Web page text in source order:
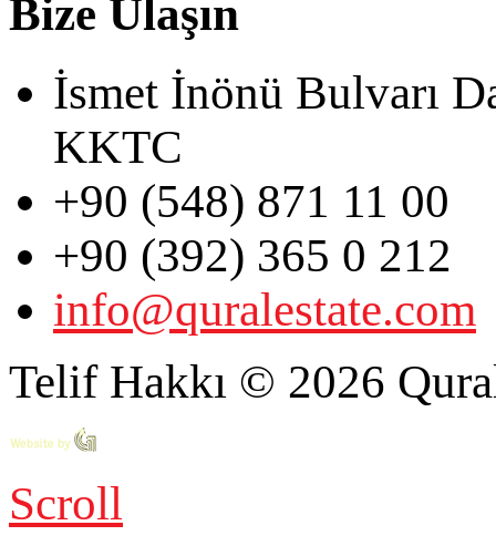
Bize Ulaşın
İsmet İnönü Bulvarı
KKTC
+90 (548) 871 11 00
+90 (392) 365 0 212
info@quralestate.com
Telif Hakkı © 2026
Scroll